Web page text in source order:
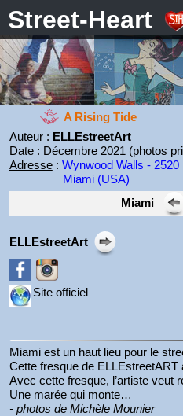
Street-Heart
A Rising Tide
Auteur: ELLEstreetArt
Date: Décembre 2021 (photos
Adresse: Wynwood Walls -
Miami (USA)
Miami
ELLEstreetArt
Site officiel
Miami est un haut lieu pour le
Cette fresque de
Avec cette fresque, l’artiste veut
Une marée qui monte…
- photos de Michèle Mounier